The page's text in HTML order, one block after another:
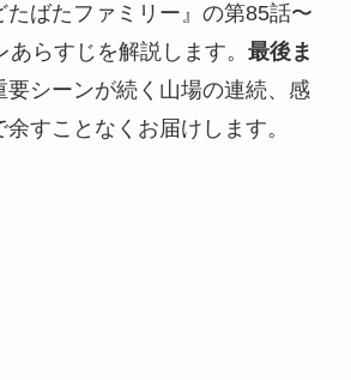
たばたファミリー』の第85話〜
らすじを解説します。 最後ま
要シーンが続く山場の連続、感
すことなくお届けします。